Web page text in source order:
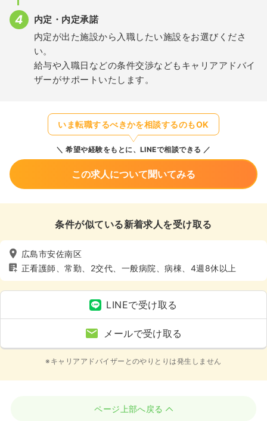
内定・内定承諾
内定が出た施設から入職したい施設をお選びくださ
い。
給与や入職日などの条件交渉などもキャリアアドバイ
ザーがサポートいたします。
いま転職するべきかを相談するのもOK
希望や経験をもとに、LINEで相談できる
この求人について聞いてみる
条件が似ている新着求人を受け取る
広島市安佐南区
正看護師、常勤、2交代、一般病院、病棟、4週8休以上
LINEで受け取る
メールで受け取る
※キャリアアドバイザーとのやりとりは発生しません
ページ上部へ戻る